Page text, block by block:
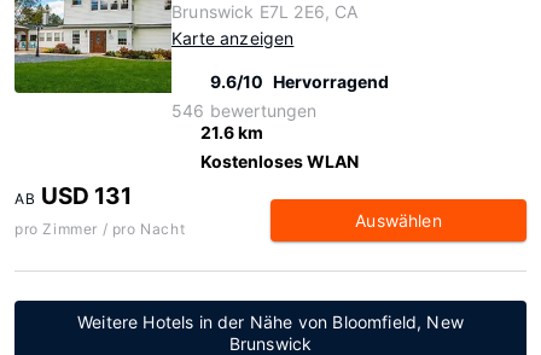
Brunswick E7L 2E6, CA
Karte anzeigen
9.6/10 Hervorragend
546 bewertungen
21.6 km
Kostenloses WLAN
AB USD 131
pro Zimmer / pro Nacht Auswählen
Weitere Hotels in der Nähe von Bloomfield, New
Brunswick